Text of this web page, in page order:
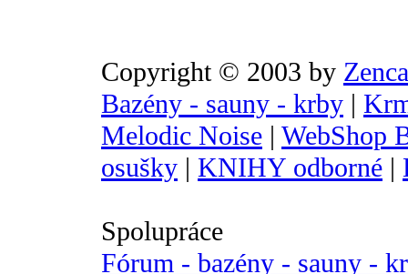
Copyright © 2003 by
Bazény - sauny - krby |
Melodic Noise | WebShop
osušky | KNIHY odborné |
Spolupráce
Fórum - bazény - sauny -